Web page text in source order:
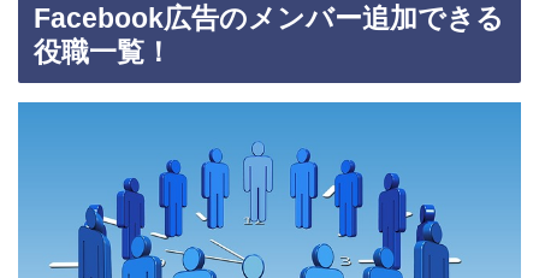
Facebook広告のメンバー追加できる
役職一覧！